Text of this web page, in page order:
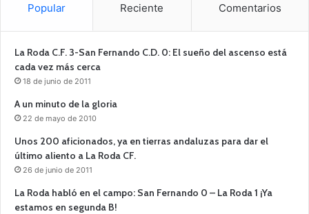
Popular Reciente Comentarios
La Roda C.F. 3-San Fernando C.D. 0: El sueño del ascenso está
cada vez más cerca
18 de junio de 2011
A un minuto de la gloria
22 de mayo de 2010
Unos 200 aficionados, ya en tierras andaluzas para dar el
último aliento a La Roda CF.
26 de junio de 2011
La Roda habló en el campo: San Fernando 0 – La Roda 1 ¡Ya
estamos en segunda B!